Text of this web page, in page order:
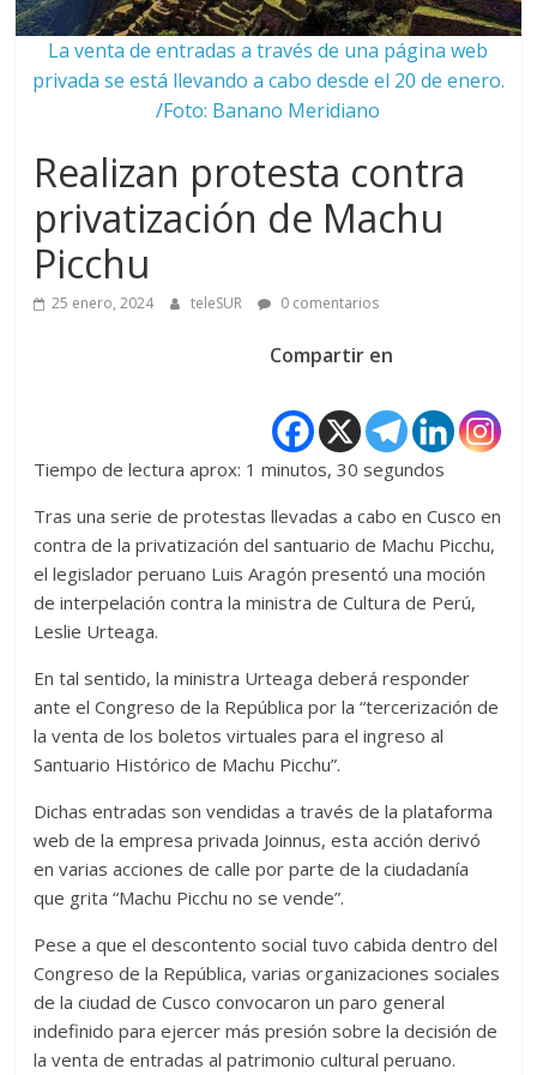
La venta de entradas a través de una página web
privada se está llevando a cabo desde el 20 de enero.
/Foto: Banano Meridiano
Realizan protesta contra
privatización de Machu
Picchu
25 enero, 2024 teleSUR 0 comentarios
Compartir en
Tiempo de lectura aprox: 1 minutos, 30 segundos
Tras una serie de protestas llevadas a cabo en Cusco en
contra de la privatización del santuario de Machu Picchu,
el legislador peruano Luis Aragón presentó una moción
de interpelación contra la ministra de Cultura de Perú,
Leslie Urteaga.
En tal sentido, la ministra Urteaga deberá responder
ante el Congreso de la República por la “tercerización de
la venta de los boletos virtuales para el ingreso al
Santuario Histórico de Machu Picchu”.
Dichas entradas son vendidas a través de la plataforma
web de la empresa privada Joinnus, esta acción derivó
en varias acciones de calle por parte de la ciudadanía
que grita “Machu Picchu no se vende”.
Pese a que el descontento social tuvo cabida dentro del
Congreso de la República, varias organizaciones sociales
de la ciudad de Cusco convocaron un paro general
indefinido para ejercer más presión sobre la decisión de
la venta de entradas al patrimonio cultural peruano.